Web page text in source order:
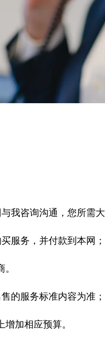
我咨询沟通，您所需
服务，并付款到本网
的服务标准内容为准
加相应预算。